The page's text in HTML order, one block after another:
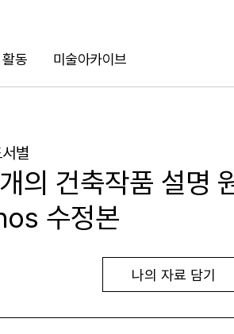
활동 미술아카이브
별
의 건축작품 설명
수정본
나의 자료 담기